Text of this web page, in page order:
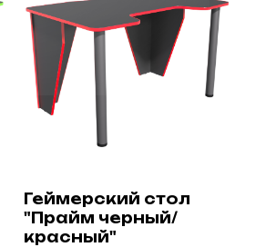
Геймерский стол
"Прайм черный/
красный"